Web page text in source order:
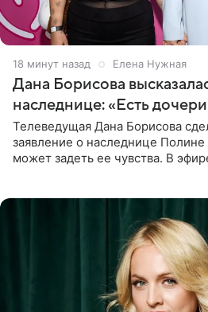
18 минут назад Елена Нужная
Дана Борисова
наследнице: «Есть
Телеведущая Дана Борисова
заявление о наследнице
может задеть ее чувства. В